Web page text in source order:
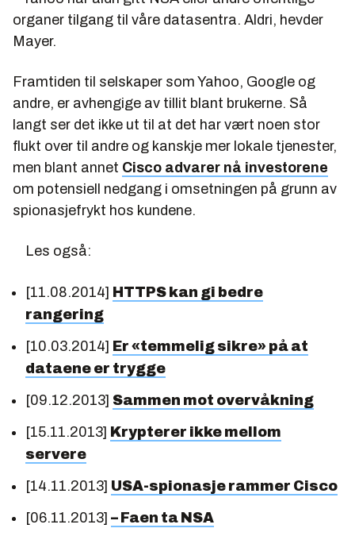
organer tilgang til våre datasentra. Aldri, hevder
Mayer.
Framtiden til selskaper som Yahoo, Google og
andre, er avhengige av tillit blant brukerne. Så
langt ser det ikke ut til at det har vært noen stor
flukt over til andre og kanskje mer lokale tjenester,
men blant annet Cisco advarer nå investorene
om potensiell nedgang i omsetningen på grunn av
spionasjefrykt hos kundene.
Les også:
[11.08.2014] HTTPS kan gi bedre
rangering
[10.03.2014] Er «temmelig sikre» på at
dataene er trygge
[09.12.2013] Sammen mot overvåkning
[15.11.2013] Krypterer ikke mellom
servere
[14.11.2013] USA-spionasje rammer Cisco
[06.11.2013] – Faen ta NSA